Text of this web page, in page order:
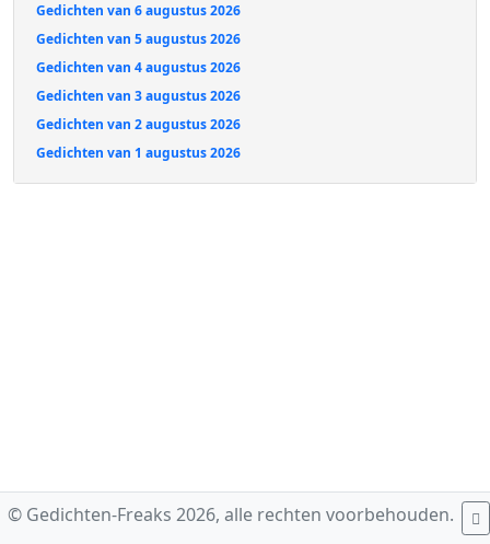
Gedichten van 6 augustus 2026
Gedichten van 5 augustus 2026
Gedichten van 4 augustus 2026
Gedichten van 3 augustus 2026
Gedichten van 2 augustus 2026
Gedichten van 1 augustus 2026
© Gedichten-Freaks 2026, alle rechten voorbehouden.